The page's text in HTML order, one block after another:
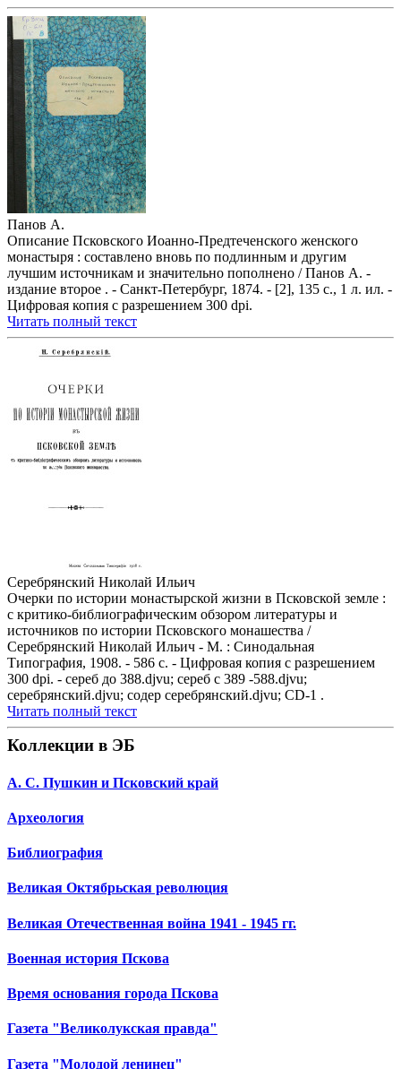
Панов А.
Описание Псковского Иоанно-Предтеченского женского
монастыря : составлено вновь по подлинным и другим
лучшим источникам и значительно пополнено / Панов А. -
издание второе . - Санкт-Петербург, 1874. - [2], 135 с., 1 л. ил. -
Цифровая копия с разрешением 300 dpi.
Читать полный текст
Серебрянский Николай Ильич
Очерки по истории монастырской жизни в Псковской земле :
с критико-библиографическим обзором литературы и
источников по истории Псковского монашества /
Серебрянский Николай Ильич - М. : Синодальная
Типография, 1908. - 586 с. - Цифровая копия с разрешением
300 dpi. - сереб до 388.djvu; сереб с 389 -588.djvu;
серебрянский.djvu; содер серебрянский.djvu; CD-1 .
Читать полный текст
Коллекции в ЭБ
А. С. Пушкин и Псковский край
Археология
Библиография
Великая Октябрьская революция
Великая Отечественная война 1941 - 1945 гг.
Военная история Пскова
Время основания города Пскова
Газета "Великолукская правда"
Газета "Молодой ленинец"